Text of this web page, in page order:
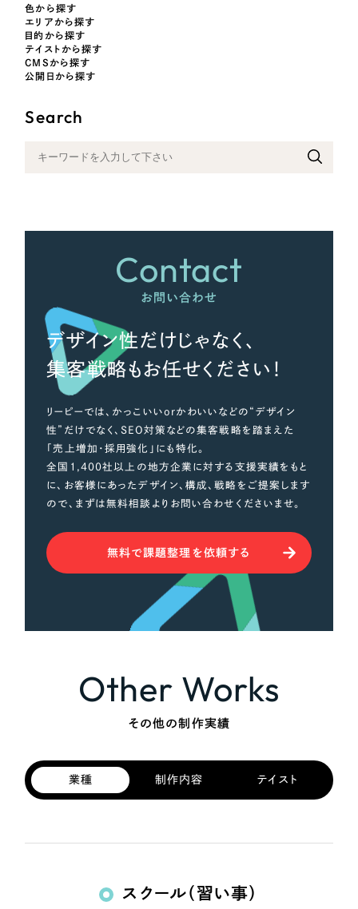
オレンジ・橙色
イエロー・黄色
カラフル・多色
その他
さらに条件を追加する
色から探す
エリアから探す
目的から探す
テイストから探す
CMSから探す
公開日から探す
Search
Contact
お問い合わせ
デザイン性だけじゃなく、
集客戦略もお任せください！
リーピーでは、かっこいいorかわいいなどの“デザイン
性”だけでなく、SEO対策などの集客戦略を踏まえた
「売上増加・採用強化」にも特化。
全国1,400社以上の地方企業に対する支援実績をもと
に、お客様にあったデザイン、構成、戦略をご提案します
ので、まずは無料相談よりお問い合わせくださいませ。
無料で課題整理を依頼する
Other Works
その他の制作実績
業種 制作内容 テイスト
スクール（習い事）